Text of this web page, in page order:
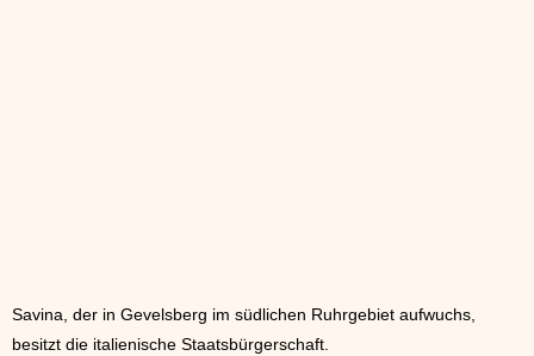
Savina, der in Gevelsberg im südlichen Ruhrgebiet aufwuchs,
besitzt die italienische Staatsbürgerschaft.